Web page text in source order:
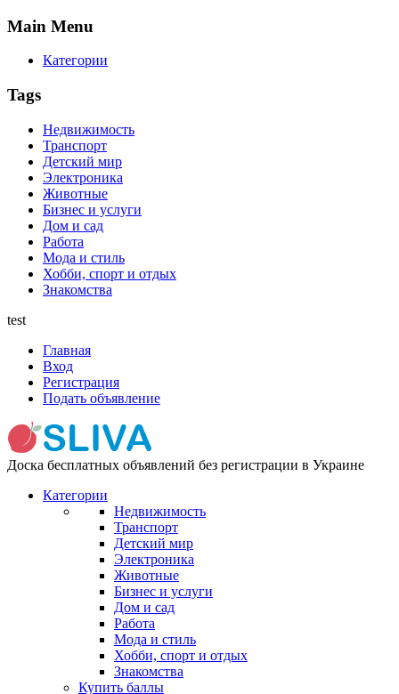
Main Menu
Категории
Tags
Недвижимость
Транспорт
Детский мир
Электроника
Животные
Бизнес и услуги
Дом и сад
Работа
Мода и стиль
Хобби, спорт и отдых
Знакомства
test
Главная
Вход
Регистрация
Подать объявление
Доска бесплатных объявлений без регистрации в Украине
Категории
Недвижимость
Транспорт
Детский мир
Электроника
Животные
Бизнес и услуги
Дом и сад
Работа
Мода и стиль
Хобби, спорт и отдых
Знакомства
Купить баллы